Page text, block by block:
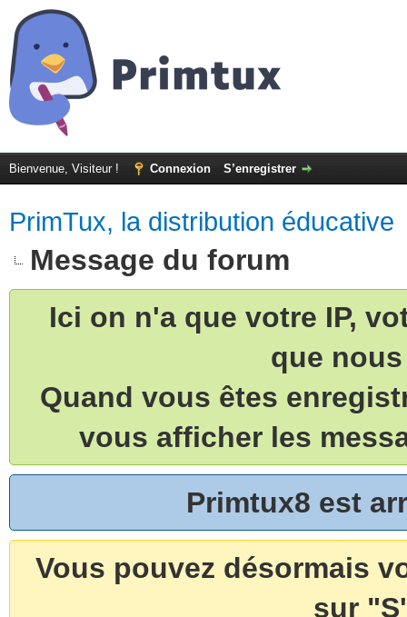
Bienvenue, Visiteur ! Connexion S’enregistrer
PrimTux, la distribution éducative
Message du forum
Ici on n'a que votre IP,
que
Quand vous êtes
vous afficher les
Primtux8 est
Vous pouvez désormais
sur